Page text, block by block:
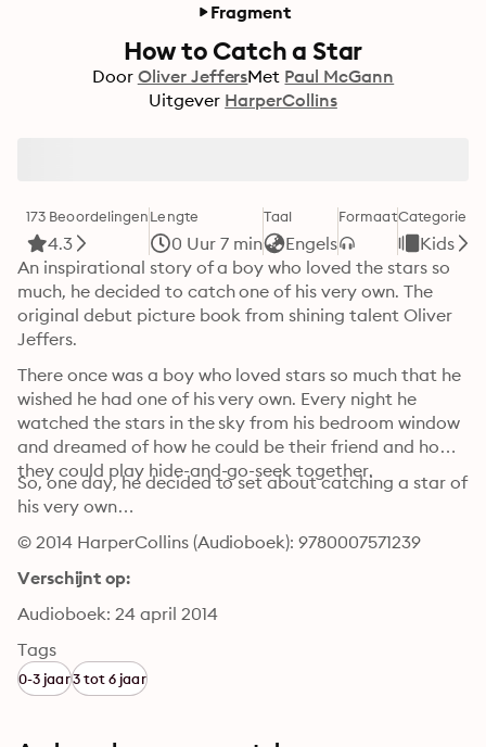
Fragment
How to Catch a Star
Door Oliver JeffersMet Paul McGann
Uitgever HarperCollins
173 Beoordelingen
4.3
Lengte
0 Uur 7 min
Taal
Engels
FormaatCategorie
Kids
An inspirational story of a boy who loved the stars so
much, he decided to catch one of his very own. The
original debut picture book from shining talent Oliver
Jeffers.
There once was a boy who loved stars so much that he
wished he had one of his very own. Every night he
watched the stars in the sky from his bedroom window
and dreamed of how he could be their friend and how
they could play hide-and-go-seek together.
So, one day, he decided to set about catching a star of
his very own…
© 2014 HarperCollins (Audioboek): 9780007571239
Verschijnt op:
Audioboek: 24 april 2014
Tags
0-3 jaar3 tot 6 jaar